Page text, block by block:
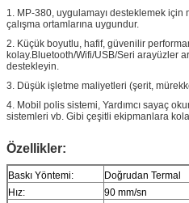
1. MP-380, uygulamayı desteklemek için
çalışma ortamlarına uygundur.
2. Küçük boyutlu, hafif, güvenilir
kolay.Bluetooth/Wifi/USB/Seri arayüzler
destekleyin.
3. Düşük işletme maliyetleri (şerit,
4. Mobil polis sistemi, Yardımcı sayaç
sistemleri vb. Gibi çeşitli ekipmanlara
Özellikler:
Baskı Yöntemi:
Doğrudan Termal
Hız:
90 mm/sn